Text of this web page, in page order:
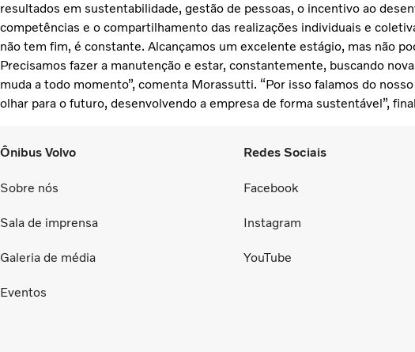
resultados em sustentabilidade, gestão de pessoas, o incentivo ao
competências e o compartilhamento das realizações individuais e
não tem fim, é constante. Alcançamos um excelente estágio, mas não
Precisamos fazer a manutenção e estar, constantemente, buscando
muda a todo momento”, comenta Morassutti. “Por isso falamos do
olhar para o futuro, desenvolvendo a empresa de forma sustentável”,
Ônibus Volvo
Sobre nós
Sala de imprensa
Galeria de média
Eventos
Redes Sociais
Facebook
Instagram
YouTube